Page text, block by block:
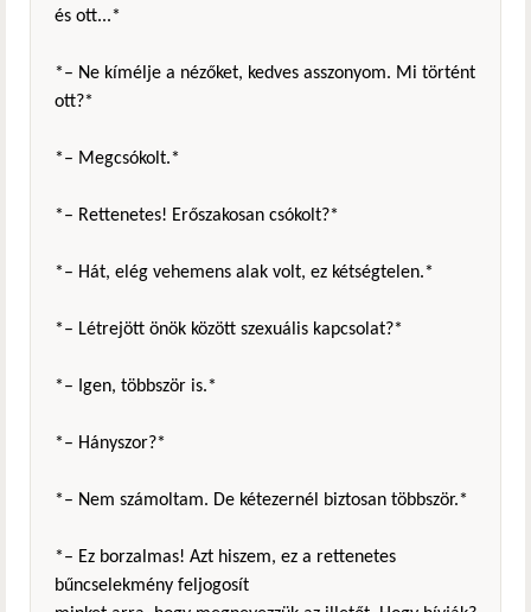
és ott...*
*– Ne kímélje a nézőket, kedves asszonyom. Mi történt
ott?*
*– Megcsókolt.*
*– Rettenetes! Erőszakosan csókolt?*
*– Hát, elég vehemens alak volt, ez kétségtelen.*
*– Létrejött önök között szexuális kapcsolat?*
*– Igen, többször is.*
*– Hányszor?*
*– Nem számoltam. De kétezernél biztosan többször.*
*– Ez borzalmas! Azt hiszem, ez a rettenetes
bűncselekmény feljogosít